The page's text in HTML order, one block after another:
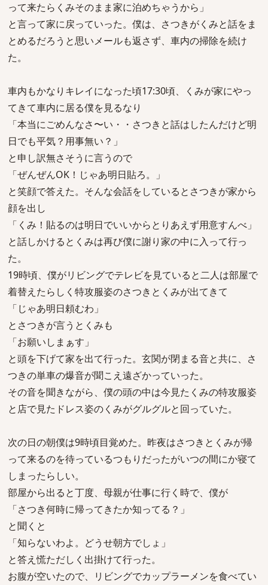
って来たらくみそのまま家に泊めちゃうから」
と言って家に戻っていった。僕は、さつきがくみと話をま
とめるだろうと思いメールも返さず、車内の掃除を続け
た。
車内もかなりキレイになった頃17:30頃、くみが家にやっ
てきて車内に居る僕を見るなり
「本当にごめんなさ〜い・・さつきと話はしたんだけど明
日でも平気？用事無い？」
と申し訳無さそうに言うので
「ぜんぜんOK！じゃあ明日貼ろ。」
と笑顔で答えた。そんな会話をしているとさつきが家から
顔を出し
「くみ！貼るのは明日でいいからとりあえず用意すんべ」
と話しかけるとくみは再び僕に謝り家の中に入って行っ
た。
19時頃、僕がリビングでテレビを見ていると二人は部屋で
着替えたらしく特攻服姿のさつきとくみが出てきて
「じゃあ明日頼むわ」
とさつきが言うとくみも
「お願いしまぁす」
と頭を下げて家を出て行った。玄関が閉まる音と共に、さ
つきの単車の爆音が聞こえ遠ざかっていった。
その音を聞きながら、僕の頭の中は今見たくみの特攻服姿
と店で見たドレス姿のくみがグルグルと回っていた。
次の日の朝僕は9時頃目覚めた。昨夜はさつきとくみが帰
って来るのを待っているつもりだったがいつの間にか寝て
しまったらしい。
部屋から出ると丁度、母親が仕事に行く時で、僕が
「さつき何時に帰ってきたか知ってる？」
と聞くと
「知らないわよ。どうせ朝方でしょ」
と答え慌ただしく出掛けて行った。
お腹が空いたので、リビングでカップラーメンを食べてい